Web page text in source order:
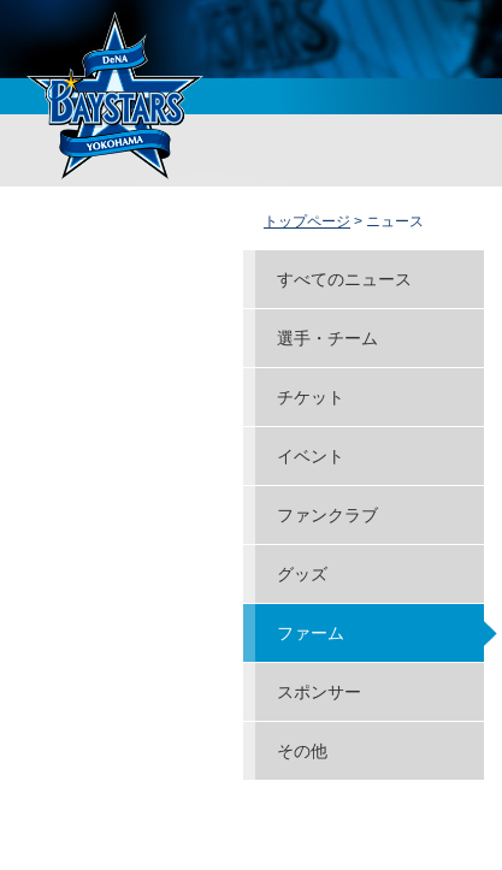
トップページ > ニュース
すべてのニュース
選手・チーム
チケット
イベント
ファンクラブ
グッズ
ファーム
スポンサー
その他